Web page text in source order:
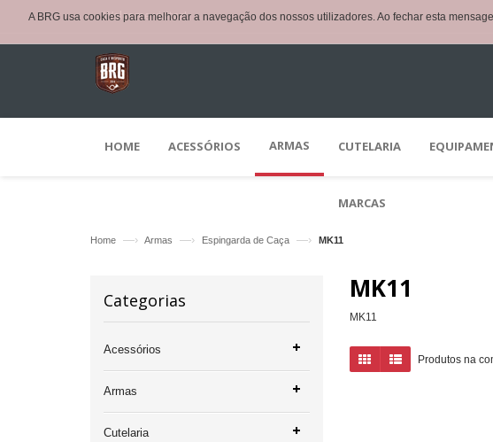
Welcome visitor!
HOME ACESSÓRIOS ARMAS CUTELARIA
MARCAS
Home —› Armas —› Espingarda de Caça —› MK11
Categorias
Acessórios
Armas
Cutelaria
MK11
MK11
Produtos na
A BRG usa cookies para melhorar a navegação dos nossos utilizadores. Ao fechar esta